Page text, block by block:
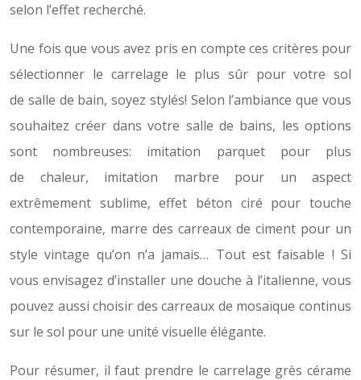
selon l’effet recherché.
Une fois que vous avez pris en compte ces critères pour
sélectionner le carrelage le plus sûr pour votre sol
de salle de bain, soyez stylés! Selon l’ambiance que vous
souhaitez créer dans votre salle de bains, les options
sont nombreuses: imitation parquet pour plus
de chaleur, imitation marbre pour un aspect
extrêmement sublime, effet béton ciré pour touche
contemporaine, marre des carreaux de ciment pour un
style vintage qu’on n’a jamais… Tout est faisable ! Si
vous envisagez d’installer une douche à l’italienne, vous
pouvez aussi choisir des carreaux de mosaïque continus
sur le sol pour une unité visuelle élégante.
Pour résumer, il faut prendre le carrelage grès cérame